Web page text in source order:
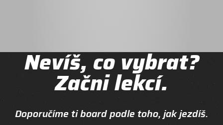
Nevíš, co vybrat?
Začni lekcí.
Doporučíme ti board podle toho, jak jezdíš.